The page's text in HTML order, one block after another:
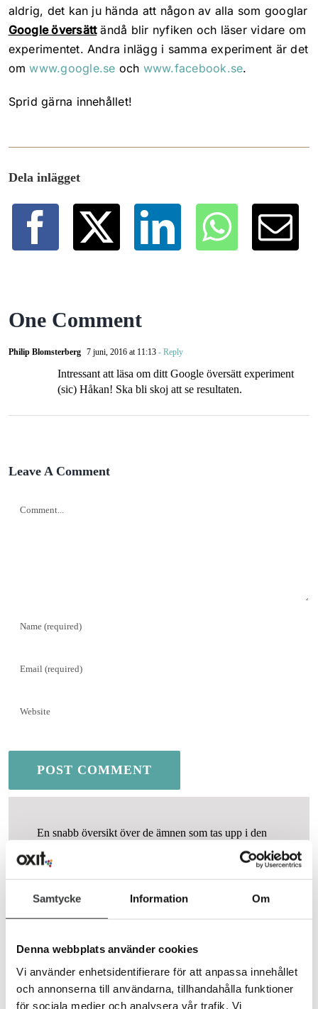
Samtycke Information Om
Denna webbplats använder cookies
Vi använder enhetsidentifierare för att anpassa innehållet
och annonserna till användarna, tillhandahålla funktioner
för sociala medier och analysera vår trafik. Vi
aldrig, det kan ju hända att någon av alla som googlar
Google översättändå blir nyfiken och läser vidare om
experimentet. Andra inlägg i samma experiment är det
omwww.google.se och www.facebook.se.
Sprid gärna innehållet!
Dela inlägget
One Comment
Philip Blomsterberg 7 juni, 2016 at 11:13- Reply
Intressant att läsa om ditt Google översätt experiment
(sic) Håkan! Ska bli skoj att se resultaten.
Leave A Comment
En snabb översikt över de ämnen som tas upp i den
här artikeln.
Varför ett inlägg om Google översätt på
en SEO-blogg?